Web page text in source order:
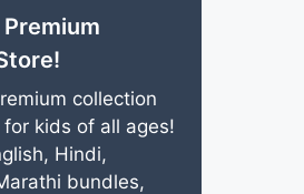
collection
kids of all ages!
Hindi,
bundles,